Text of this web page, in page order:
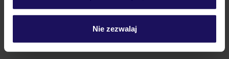
Nie zezwalaj
Atrakcje
Ważne informacje